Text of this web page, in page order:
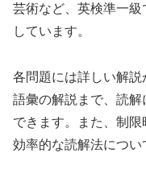
芸術など、英検準一
しています。
各問題には詳しい解
語彙の解説まで、読
できます。また、制限
効率的な読解法につい